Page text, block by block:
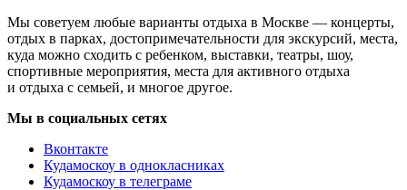
Мы советуем любые варианты отдыха в Москве — концерты,
отдых в парках, достопримечательности для экскурсий, места,
куда можно сходить с ребенком, выставки, театры, шоу,
спортивные мероприятия, места для активного отдыха
и отдыха с семьей, и многое другое.
Мы в социальных сетях
Вконтакте
Кудамоскоу в однокласниках
Кудамоскоу в телеграме